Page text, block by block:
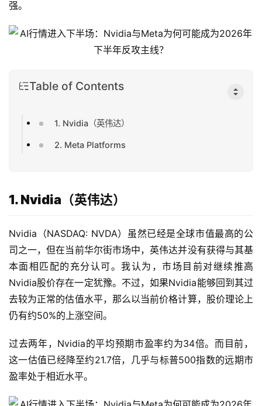
强。
Table of Contents
1. Nvidia（英伟达）
2. Meta Platforms
1. Nvidia（英伟达）
Nvidia（NASDAQ: NVDA）虽然已经是全球市值最高的公
司之一，但在当前华尔街市场中，英伟达并没有获得与其基
本面相匹配的充分认可。我认为，市场目前对继续推高
Nvidia股价存在一定犹豫。不过，如果Nvidia能够回到其过
去较为正常的估值水平，那么以当前价格计算，股价理论上
仍有约50%的上涨空间。
过去两年，Nvidia的平均预期市盈率约为34倍。而目前，
这一估值已经降至约21.7倍，几乎与标普500指数的远期市
盈率处于相近水平。